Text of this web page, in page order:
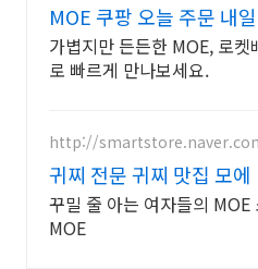
MOE 쿠팡 오늘 주문 내
도착
가볍지만 든든한 MOE, 로켓
로 빠르게 만나보세요.
http://
귀찌 전문 귀찌 맛집 모에
꾸밀 줄 아는 여자들의 MOE
MOE